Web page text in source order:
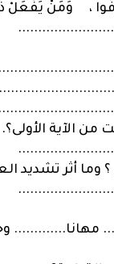
، وَمَنْ يَفْعَلْ
الآية الأولى؟.
؟ وما أثر تشديد
مهانا.............